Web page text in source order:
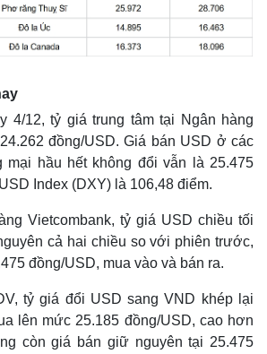
4/12, tỷ giá trung tâm tại Ngân hàng
đồng/USD. Giá bán USD ở các
mại hầu hết không đổi vẫn là 25.475
Index (DXY) là 106,48 điểm.
Vietcombank, tỷ giá USD chiều tối
cả hai chiều so với phiên trước,
đồng/USD, mua vào và bán ra.
tỷ giá đổi USD sang VND khép lại
lên mức 25.185 đồng/USD, cao hơn
còn giá bán giữ nguyên tại 25.475